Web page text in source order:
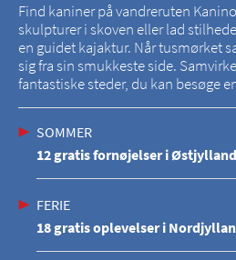
Find kaniner på vandreruten
skulpturer i skoven eller lad
en guidet kajaktur. Når tusmørket
sig fra sin smukkeste side.
fantastiske steder, du kan besøge
SOMMER
12 gratis fornøjelser i Østjylland
FERIE
18 gratis oplevelser i